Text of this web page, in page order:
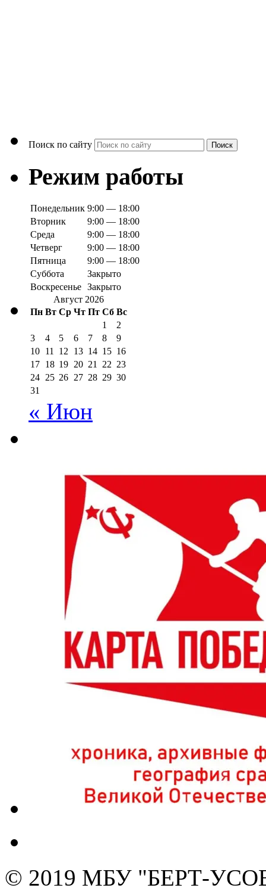
Поиск по сайту Поиск
Режим работы
Понедельник 9:00 — 18:00
Вторник
9:00 — 18:00
Среда
9:00 — 18:00
Четверг
9:00 — 18:00
Пятница
9:00 — 18:00
Суббота
Закрыто
Воскресенье Закрыто
Август 2026
Пн Вт Ср Чт Пт Сб Вс
1
2
3
4 5 6 7 8
9
10 11 12 13 14 15 16
17 18 19 20 21 22 23
24 25 26 27 28 29 30
31
« Июн
© 2019 МБУ "БЕРТ-